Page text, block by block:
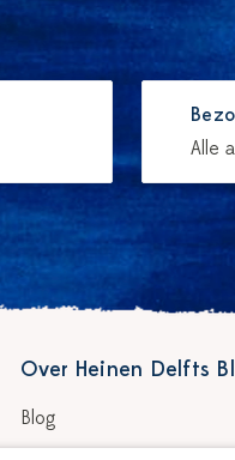
Alle
Over Heinen Delfts
Blog